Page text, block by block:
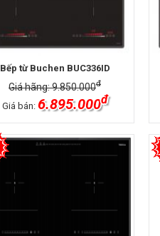
Bếp từ Buchen BUC336ID
Giá hãng: 9.850.000đ
Giá bán: 6.895.000đ